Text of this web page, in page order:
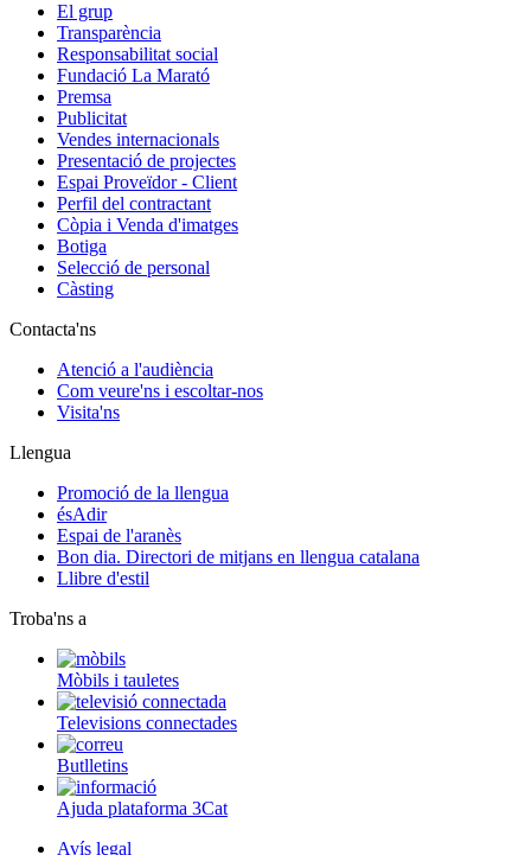
El grup
Transparència
Responsabilitat social
Fundació La Marató
Premsa
Publicitat
Vendes internacionals
Presentació de projectes
Espai Proveïdor - Client
Perfil del contractant
Còpia i Venda d'imatges
Botiga
Selecció de personal
Càsting
Contacta'ns
Atenció a l'audiència
Com veure'ns i escoltar-nos
Visita'ns
Llengua
Promoció de la llengua
ésAdir
Espai de l'aranès
Bon dia. Directori de mitjans en llengua catalana
Llibre d'estil
Troba'ns a
Mòbils i tauletes
Televisions connectades
Butlletins
Ajuda plataforma 3Cat
Avís legal